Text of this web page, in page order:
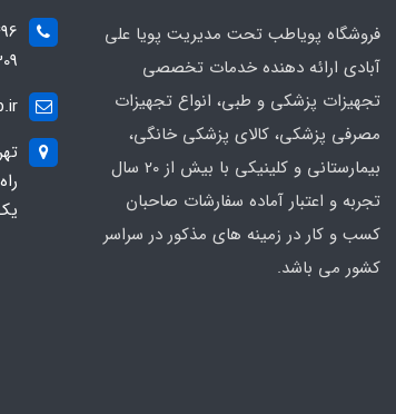
فروشگاه پویاطب تحت مدیریت پویا علی
آبادی ارائه دهنده خدمات تخصصی
تجهیزات پزشکی و طبی، انواع تجهیزات
مصرفی پزشکی، کالای پزشکی خانگی،
بیمارستانی و کلینیکی با بیش از 20 سال
تجربه و اعتبار آماده سفارشات صاحبان
کسب و کار در زمینه های مذکور در سراسر
کشور می باشد.